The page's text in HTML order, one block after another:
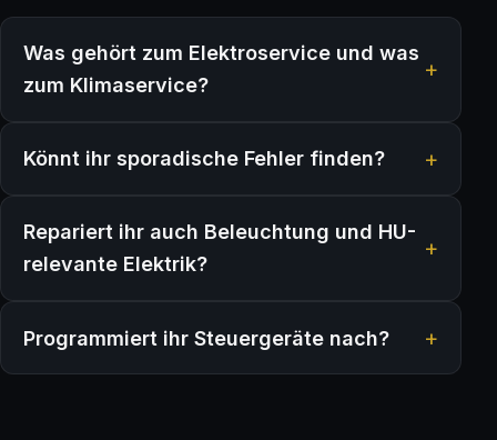
Was gehört zum Elektroservice und was
zum Klimaservice?
Könnt ihr sporadische Fehler finden?
Repariert ihr auch Beleuchtung und HU-
relevante Elektrik?
Programmiert ihr Steuergeräte nach?